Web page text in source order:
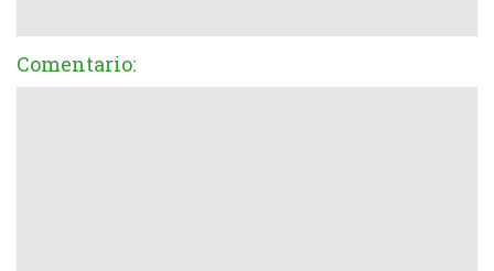
Comentario: